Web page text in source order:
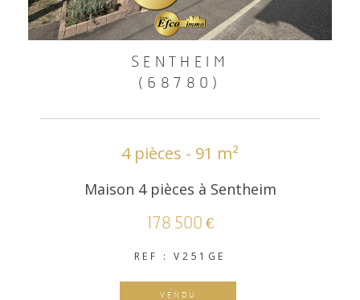
SENTHEIM
(68780)
4 pièces - 91 m²
Maison 4 pièces à Sentheim
178 500 €
REF : V251GE
VENDU